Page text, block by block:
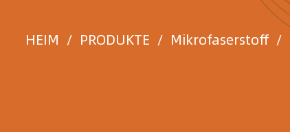
HEIM / PRODUKTE / Mikrofaserstoff /